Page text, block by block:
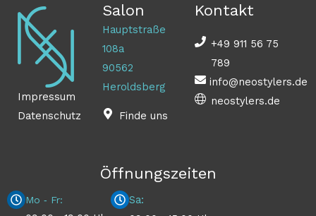
Impressum
Datenschutz
Salon
Hauptstraße
108a
90562
Heroldsberg
Finde uns
Kontakt
+49 911 56 75
789
info@neostylers.de
neostylers.de
Öffnungszeiten
Mo ‐ Fr:
Sa: